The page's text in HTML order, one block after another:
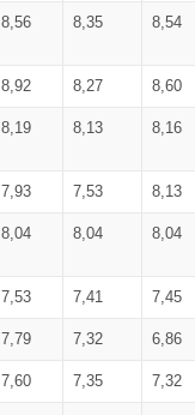
8,56 8,35 8,54
8,92 8,27 8,60
8,19 8,13 8,16
7,93 7,53 8,13
8,04 8,04 8,04
7,53 7,41 7,45
7,79 7,32 6,86
7,60 7,35 7,32